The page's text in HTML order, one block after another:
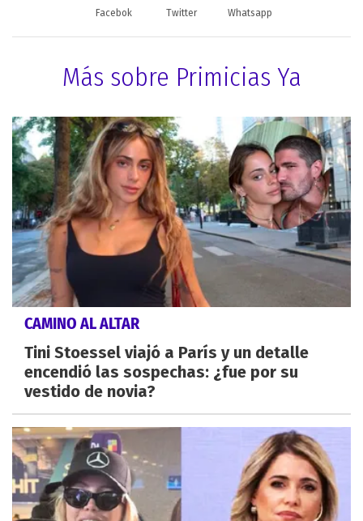
Facebok Twitter Whatsapp
Más sobre Primicias Ya
CAMINO AL ALTAR
Tini Stoessel viajó a París y un detalle
encendió las sospechas: ¿fue por su
vestido de novia?